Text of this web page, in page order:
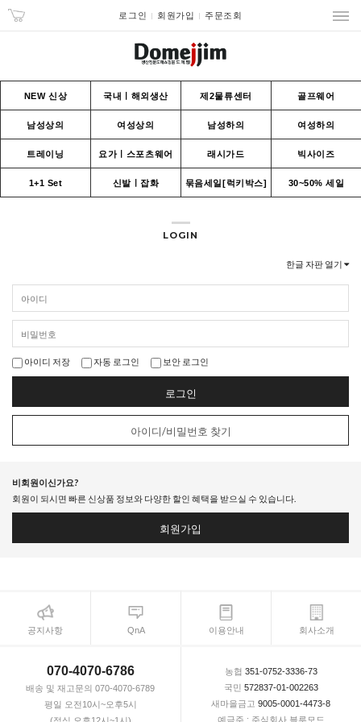
로그인 회원가입 주문조회
NEW 신상 국내ㅣ해외생산 제2물류센터 골프웨어
남성상의 여성상의 남성하의 여성하의
트레이닝 요가ㅣ스포츠웨어 래시가드 빅사이즈
1+1 Set 신발ㅣ잡화 묶음세일[럭키박스] 30~50% 세일
LOGIN
한글 자판 열기
아이디 저장 자동 로그인 보안 로그인
로그인
아이디/비밀번호 찾기
비회원이신가요?
회원이 되시면 빠른 신상품 정보와 다양한 할인 혜택을 받으실 수 있습니다.
회원가입
공지사항 QnA 이용안내 회사소개
070-4070-6786
배송 및 재고문의 070-4070-6789
평일 오전10시~오후5시
농협 351-0752-3336-73
국민 572837-01-002263
새마을금고 9005-0001-4473-8
예금주 : 주식회사 블루모드